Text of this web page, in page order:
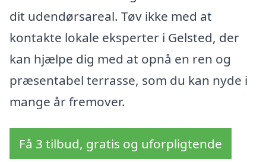
dit udendørsareal. Tøv ikke med at
kontakte lokale eksperter i Gelsted, der
kan hjælpe dig med at opnå en ren og
præsentabel terrasse, som du kan nyde i
mange år fremover.
Få 3 tilbud, gratis og uforpligtende